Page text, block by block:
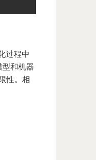
过程中
型和机器
性。相